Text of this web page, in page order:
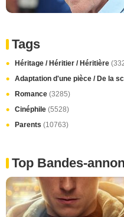
Tags
Héritage / Héritier / Héritière
Adaptation d'une pièce / De la
Romance (3285)
Cinéphile (5528)
Parents (10763)
Top Bandes-